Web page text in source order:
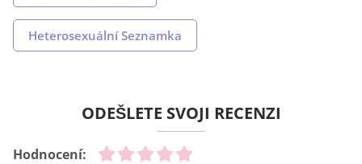
Heterosexuální Seznamka
ODEŠLETE SVOJI RECENZI
Hodnocení: